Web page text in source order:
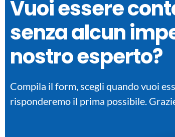
Vuoi essere
senza alcun
nostro esperto?
Compila il form, scegli quando vuoi
risponderemo il prima possibile.